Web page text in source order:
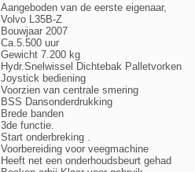
Aangeboden van de eerste eigenaar,
Volvo L35B-Z
Bouwjaar 2007
Ca.5.500 uur
Gewicht 7.200 kg
Hydr.Snelwissel Dichtebak Palletvorken
Joystick bediening
Voorzien van centrale smering
BSS Dansonderdrukking
Brede banden
3de functie.
Start onderbreking .
Voorbereiding voor veegmachine
Heeft net een onderhoudsbeurt gehad